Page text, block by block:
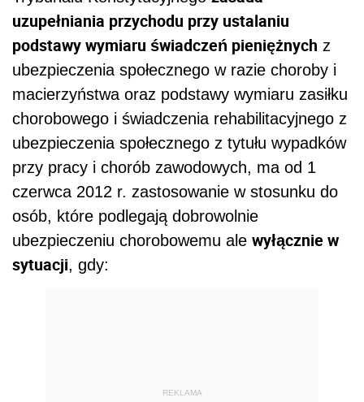
uzupełniania przychodu przy ustalaniu
podstawy wymiaru świadczeń pieniężnych z
ubezpieczenia społecznego w razie choroby i
macierzyństwa oraz podstawy wymiaru zasiłku
chorobowego i świadczenia rehabilitacyjnego z
ubezpieczenia społecznego z tytułu wypadków
przy pracy i chorób zawodowych, ma od 1
czerwca 2012 r. zastosowanie w stosunku do
osób, które podlegają dobrowolnie
ubezpieczeniu chorobowemu ale wyłącznie w
sytuacji, gdy:
REKLAMA